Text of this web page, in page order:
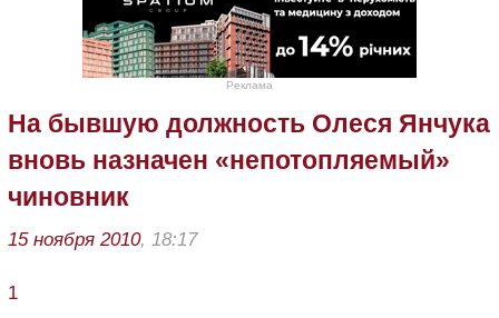
Реклама
На бывшую должность Олеся Янчука
вновь назначен «непотопляемый»
чиновник
15 ноября 2010, 18:17
1